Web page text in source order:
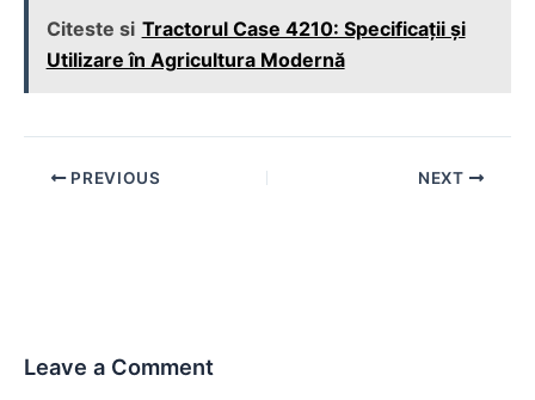
Citeste si Tractorul Case 4210: Specificații și
Utilizare în Agricultura Modernă
Post PREVIOUS NEXT
Leave a Comment